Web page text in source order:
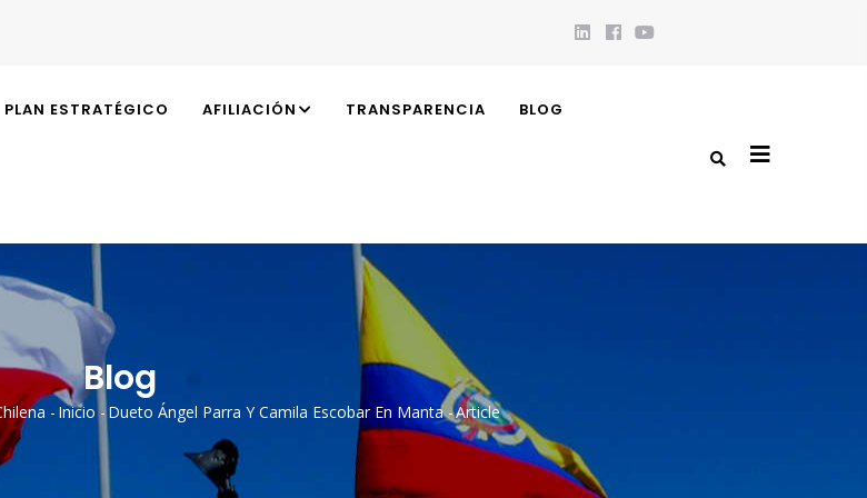
PLAN ESTRATÉGICO AFILIACIÓN TRANSPARENCIA BLOG
Blog
- Inicio - Dueto Ángel Parra Y Camila Escobar En Manta-Article